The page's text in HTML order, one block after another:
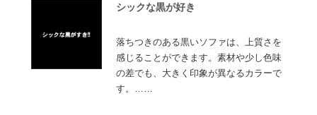
シックな黒が好き
落ちつきのある黒いソファは、上質さを
感じることができます。素材や少し色味
の差でも、大きく印象が異なるカラーで
す。……